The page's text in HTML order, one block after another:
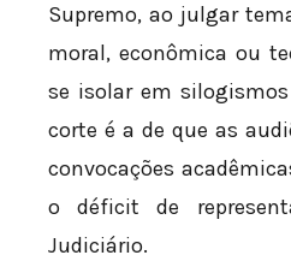
Supremo, ao julgar
moral, econômica ou
se isolar em
corte é a de que as
convocações
o déficit de
Judiciário.